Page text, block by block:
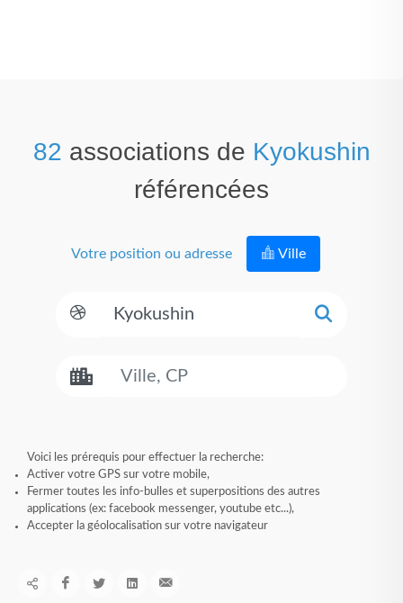
82 associations de Kyokushin
référencées
Votre position ou adresse Ville
Voici les prérequis pour effectuer la recherche:
Activer votre GPS sur votre mobile,
Fermer toutes les info-bulles et superpositions des autres
applications (ex: facebook messenger, youtube etc...),
Accepter la géolocalisation sur votre navigateur